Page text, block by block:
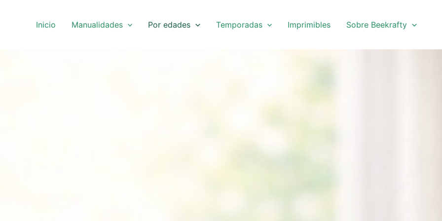
Inicio Manualidades Por edades Temporadas Imprimibles Sobre Beekrafty